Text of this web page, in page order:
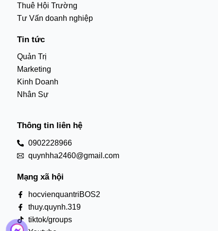
Thuê Hội Trường
Tư Vấn doanh nghiệp
Tin tức
Quản Trị
Marketing
Kinh Doanh
Nhân Sự
Thông tin liên hệ
0902228966
quynhha2460@gmail.com
Mạng xã hội
hocvienquantriBOS2
thuy.quynh.319
tiktok/groups